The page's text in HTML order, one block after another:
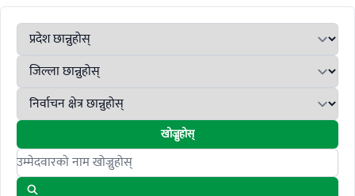
खोज्नुहोस्
Search candidates